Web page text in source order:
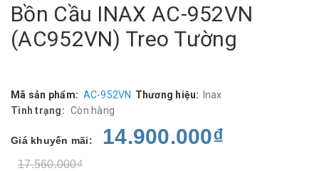
Bồn Cầu INAX AC-952VN
(AC952VN) Treo Tường
Mã sản phẩm: AC-952VN Thương hiệu:
Inax
Tình trạng: Còn hàng
Giá khuyến mãi: 14.900.000₫
17.560.000₫